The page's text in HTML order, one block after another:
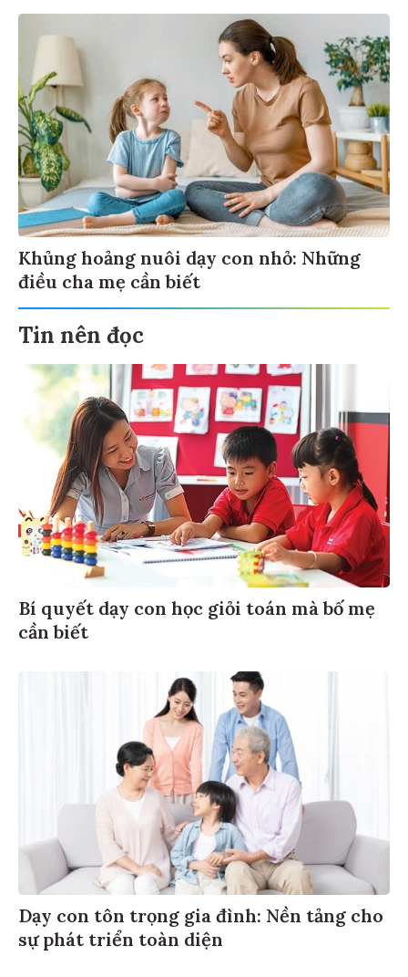
Khủng hoảng nuôi dạy con nhỏ: Những
điều cha mẹ cần biết
Tin nên đọc
Bí quyết dạy con học giỏi toán mà bố mẹ
cần biết
Dạy con tôn trọng gia đình: Nền tảng cho
sự phát triển toàn diện